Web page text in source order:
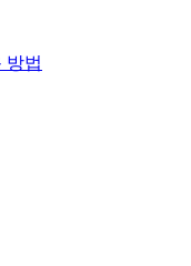
방법